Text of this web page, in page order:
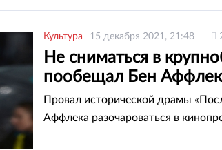
Культура 15 декабря 2021, 21:48
Не сниматься в
пообещал Бен Аффлек
Провал исторической драмы
Аффлека разочароваться в